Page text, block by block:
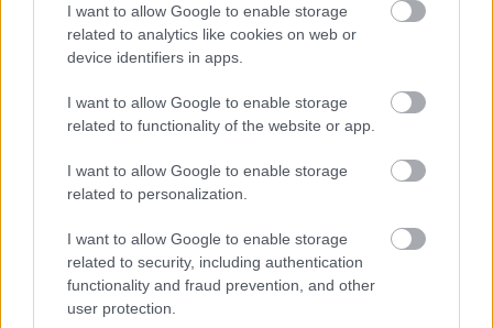
I want to allow Google to enable storage
related to analytics like cookies on web or
device identifiers in apps.
I want to allow Google to enable storage
related to functionality of the website or app.
I want to allow Google to enable storage
related to personalization.
I want to allow Google to enable storage
related to security, including authentication
functionality and fraud prevention, and other
user protection.